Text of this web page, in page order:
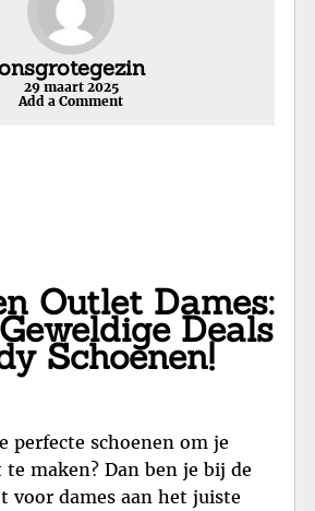
29 maart 2025
Add a Comment
Outlet Dames:
Deals
Schoenen!
perfecte schoenen om je
maken? Dan ben je bij de
voor dames aan het juiste